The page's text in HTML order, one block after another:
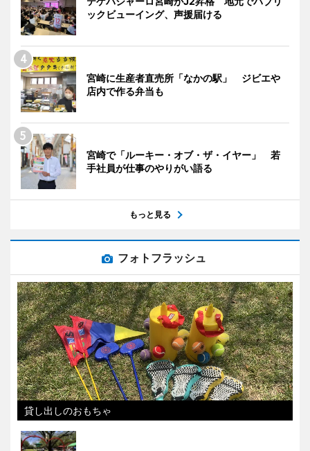
ックビューイング、声援届ける
宮崎に生産者直売所「なかの駅」 ジビエや
店内で作る弁当も
宮崎で「ルーキー・オブ・ザ・イヤー」 若
手社員が仕事のやりがい語る
もっと見る
フォトフラッシュ
貸し出しのおもちゃ